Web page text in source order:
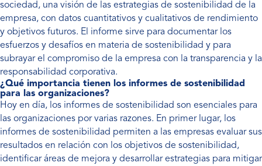
sociedad, una visión de las estrategias de sostenibilidad de la
empresa, con datos cuantitativos y cualitativos de rendimiento
y objetivos futuros. El informe sirve para documentar los
esfuerzos y desafíos en materia de sostenibilidad y para
subrayar el compromiso de la empresa con la transparencia y la
responsabilidad corporativa.
¿Qué importancia tienen los informes de sostenibilidad
para las organizaciones?
Hoy en día, los informes de sostenibilidad son esenciales para
las organizaciones por varias razones. En primer lugar, los
informes de sostenibilidad permiten a las empresas evaluar sus
resultados en relación con los objetivos de sostenibilidad,
identificar áreas de mejora y desarrollar estrategias para mitigar